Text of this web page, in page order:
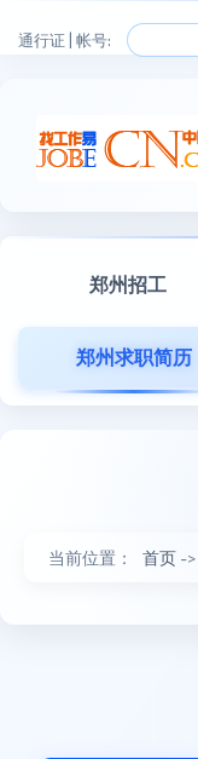
通行证 | 帐号:
郑州招工
郑州求职简历
当前位置： 首页 ->